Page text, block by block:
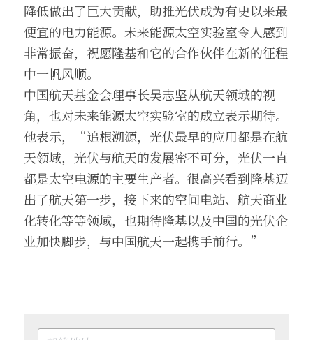
降低做出了巨大贡献，助推光伏成为有史以来最
便宜的电力能源。未来能源太空实验室令人感到
非常振奋，祝愿隆基和它的合作伙伴在新的征程
中一帆风顺。
中国航天基金会理事长吴志坚从航天领域的视
角，也对未来能源太空实验室的成立表示期待。
他表示，“追根溯源，光伏最早的应用都是在航
天领域，光伏与航天的发展密不可分，光伏一直
都是太空电源的主要生产者。很高兴看到隆基迈
出了航天第一步，接下来的空间电站、航天商业
化转化等等领域，也期待隆基以及中国的光伏企
业加快脚步，与中国航天一起携手前行。”